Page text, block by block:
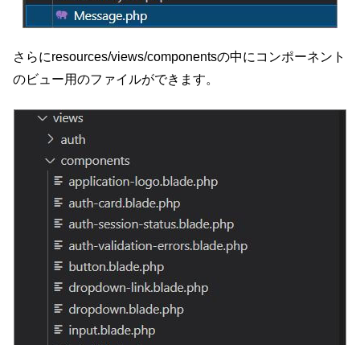
さらにresources/views/componentsの中にコンポーネント
のビュー用のファイルができます。